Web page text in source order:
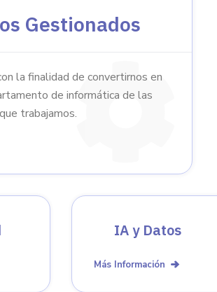
Gestionados
la finalidad de convertirnos en
de informática de las
trabajamos.
IA y Datos
Más Información